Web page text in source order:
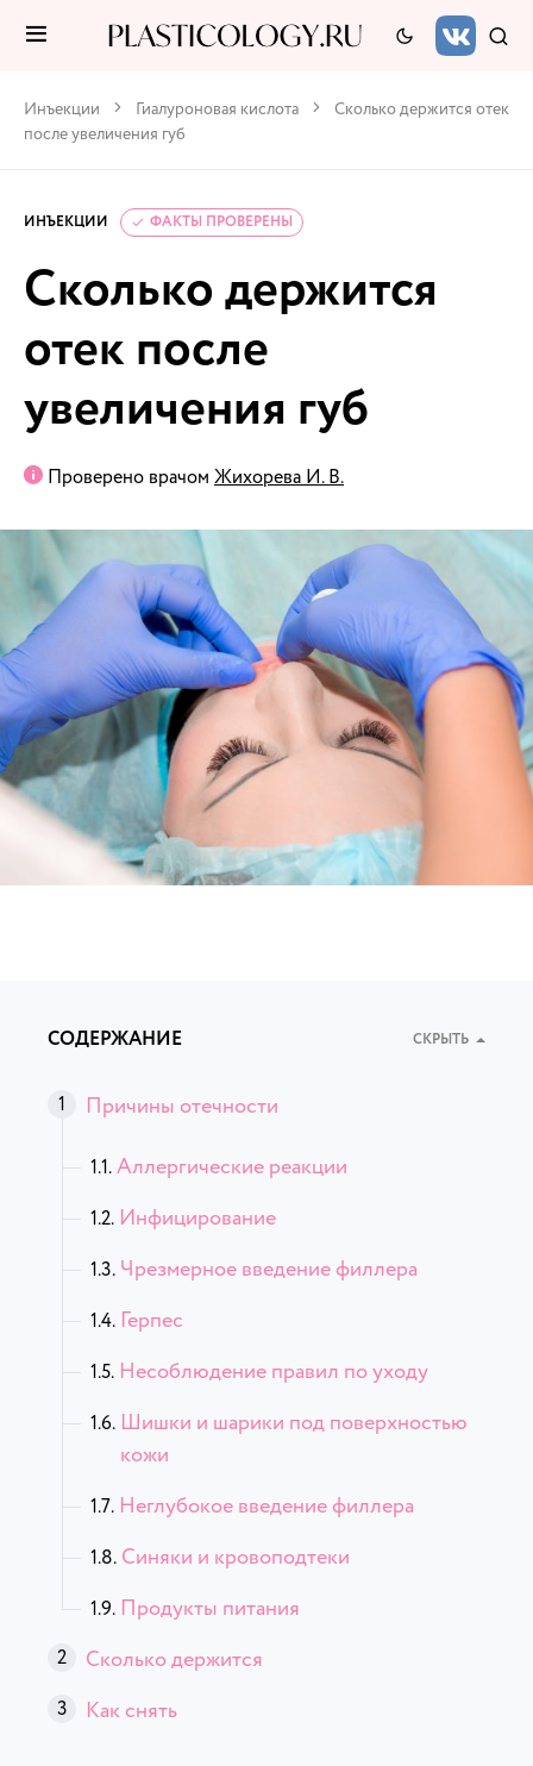
Инъекции Гиалуроновая кислота
Сколько держится отек
после увеличения губ
ИНЪЕКЦИИ ФАКТЫ ПРОВЕРЕНЫ
Сколько держится
отек после
увеличения губ
Проверено врачом Жихорева И. В.
СОДЕРЖАНИЕ СКРЫТЬ
Причины отечности
Аллергические реакции
Инфицирование
Чрезмерное введение филлера
Герпес
Несоблюдение правил по уходу
Шишки и шарики под поверхностью
кожи
Неглубокое введение филлера
Синяки и кровоподтеки
Продукты питания
Сколько держится
Как снять